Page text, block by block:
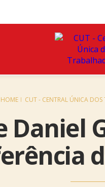
HOME CUT - CENTRAL ÚNICA DOS
Daniel